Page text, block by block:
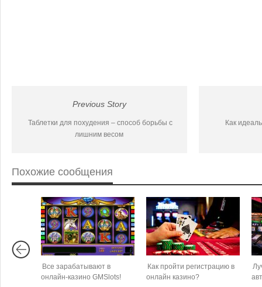
Previous Story
Таблетки для похудения – способ борьбы с
лишним весом
Как
Похожие сообщения
Все зарабатывают в
онлайн-казино GMSlots!
Как пройти регистрацию в
онлайн казино?